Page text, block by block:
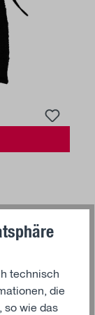
technisch
die
so wie das